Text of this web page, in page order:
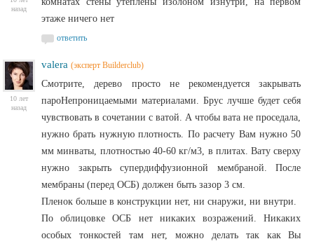
назад
этаже ничего нет
ответить
10 лет
назад
valera (эксперт Builderclub)
Смотрите, дерево просто не рекомендуется закрывать
пароНепроницаемыми материалами. Брус лучше будет себя
чувствовать в сочетании с ватой. А чтобы вата не проседала,
нужно брать нужную плотность. По расчету Вам нужно 50
мм минваты, плотностью 40-60 кг/м3, в плитах. Вату сверху
нужно закрыть супердиффузионной мембраной. После
мембраны (перед ОСБ) должен быть зазор 3 см.
Пленок больше в конструкции нет, ни снаружи, ни внутри.
По облицовке ОСБ нет никаких возражений. Никаких
особых тонкостей там нет, можно делать так как Вы